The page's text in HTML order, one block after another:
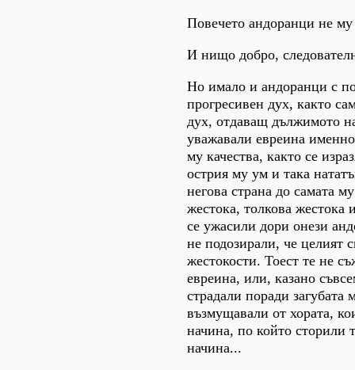
Повечето андоранци не
И нищо добро,
Но имало и андоранци с
прогресивен дух, както
дух, отдаващ дължимото
уважавали евреина
му качества, както се
острия му ум и така
негова страна до самата
жестока, толкова жестока
се ужасили дори онези
не подозирали, че целият
жестокости. Тоест те не
евреина, или, казано
страдали поради загубата
възмущавали от хората,
начина, по който сторили
начина...